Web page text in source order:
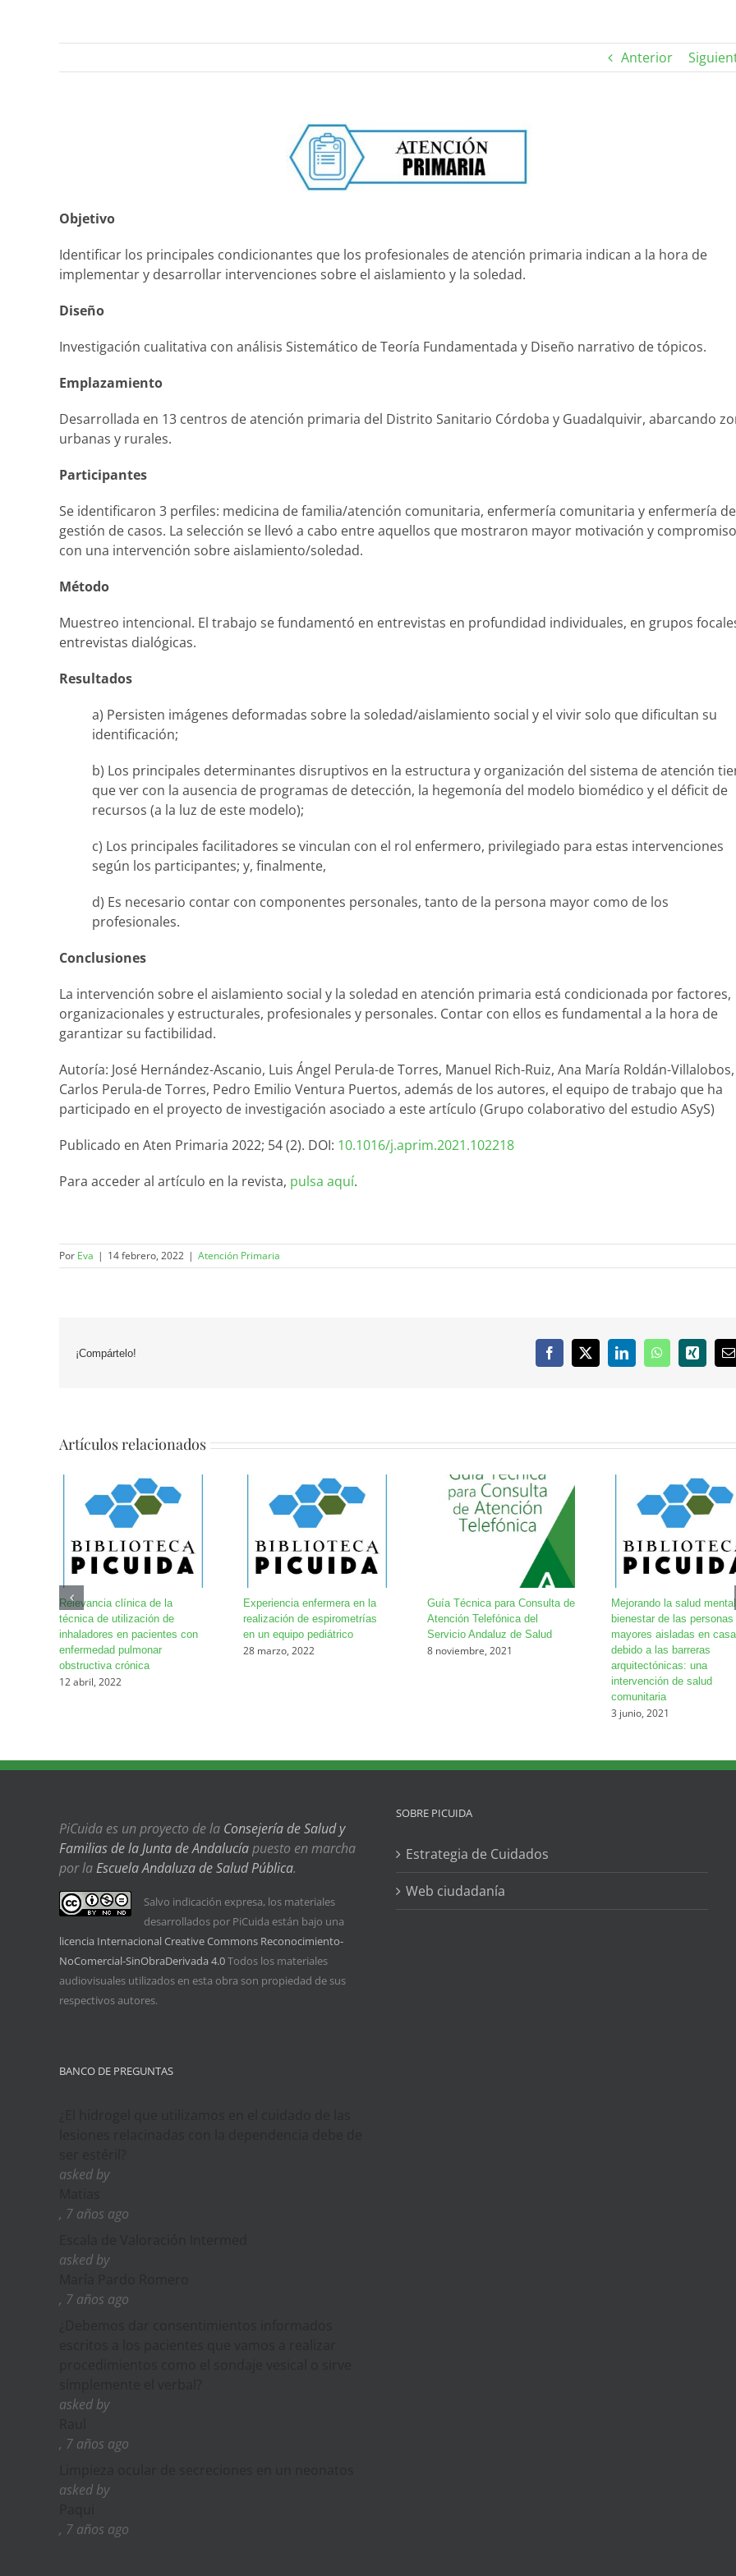
Anterior
Objetivo
Identificar los principales condicionantes que los profesionales de atención primaria indican a la hora de
implementar y desarrollar intervenciones sobre el aislamiento y la soledad.
Diseño
Investigación cualitativa con análisis Sistemático de Teoría Fundamentada y Diseño narrativo de tópicos.
Emplazamiento
Desarrollada en 13 centros de atención primaria del Distrito Sanitario Córdoba y Guadalquivir, abarcando
urbanas y rurales.
Participantes
Se identificaron 3 perfiles: medicina de familia/atención comunitaria, enfermería comunitaria y enfermería de
gestión de casos. La selección se llevó a cabo entre aquellos que mostraron mayor motivación y compromiso
con una intervención sobre aislamiento/soledad.
Método
Muestreo intencional. El trabajo se fundamentó en entrevistas en profundidad individuales, en grupos
entrevistas dialógicas.
Resultados
a) Persisten imágenes deformadas sobre la soledad/aislamiento social y el vivir solo que dificultan su
identificación;
b) Los principales determinantes disruptivos en la estructura y organización del sistema de atención
que ver con la ausencia de programas de detección, la hegemonía del modelo biomédico y el déficit de
recursos (a la luz de este modelo);
c) Los principales facilitadores se vinculan con el rol enfermero, privilegiado para estas intervenciones
según los participantes; y, finalmente,
d) Es necesario contar con componentes personales, tanto de la persona mayor como de los
profesionales.
Conclusiones
La intervención sobre el aislamiento social y la soledad en atención primaria está condicionada por factores,
organizacionales y estructurales, profesionales y personales. Contar con ellos es fundamental a la hora de
garantizar su factibilidad.
Autoría: José Hernández-Ascanio, Luis Ángel Perula-de Torres, Manuel Rich-Ruiz, Ana María Roldán-Villalobos,
Carlos Perula-de Torres, Pedro Emilio Ventura Puertos, además de los autores, el equipo de trabajo que ha
participado en el proyecto de investigación asociado a este artículo (Grupo colaborativo del estudio ASyS)
Publicado en Aten Primaria 2022; 54 (2). DOI: 10.1016/j.aprim.2021.102218
Para acceder al artículo en la revista, pulsa aquí.
Por Eva | 14 febrero, 2022 | Atención Primaria
¡Compártelo! Facebook
X LinkedInWhatsApp
Xing
Artículos relacionados
Relevancia clínica de la
técnica de utilización de
inhaladores en pacientes con
enfermedad pulmonar
obstructiva crónica
12 abril, 2022
Experiencia enfermera en la
realización de espirometrías
en un equipo pediátrico
28 marzo, 2022
Guía Técnica para Consulta de
Atención Telefónica del
Servicio Andaluz de Salud
8 noviembre, 2021
Mejorando la salud
bienestar de las personas
mayores aisladas en casa
debido a las barreras
arquitectónicas: una
intervención de salud
comunitaria
3 junio, 2021
PiCuida es un proyecto de la Consejería de Salud y
Familias de la Junta de Andalucíapuesto en marcha
por laEscuela Andaluza de Salud Pública.
Salvo indicación expresa, los materiales
desarrollados por PiCuida están bajo una
licencia Internacional Creative Commons Reconocimiento-
NoComercial-SinObraDerivada 4.0Todos los materiales
audiovisuales utilizados en esta obra son propiedad de sus
respectivos autores.
BANCO DE PREGUNTAS
asked by
, 7 años ago
asked by
, 7 años ago
asked by
, 7 años ago
asked by
, 7 años ago
SOBRE PICUIDA
Estrategia de Cuidados
Web ciudadanía